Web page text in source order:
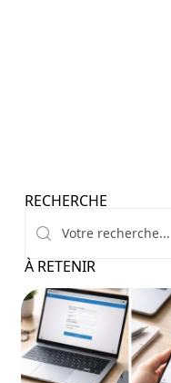
RECHERCHE
À RETENIR